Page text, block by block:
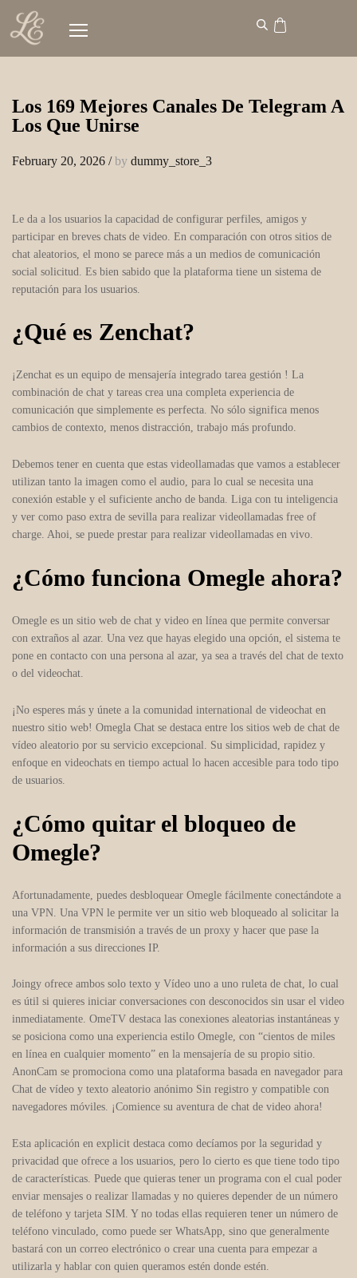
Los 169 Mejores Canales De Telegram A
Los Que Unirse
February 20, 2026 /by dummy_store_3
Le da a los usuarios la capacidad de configurar perfiles, amigos y
participar en breves chats de video. En comparación con otros sitios de
chat aleatorios, el mono se parece más a un medios de comunicación
social solicitud. Es bien sabido que la plataforma tiene un sistema de
reputación para los usuarios.
¿Qué es Zenchat?
¡Zenchat es un equipo de mensajería integrado tarea gestión ! La
combinación de chat y tareas crea una completa experiencia de
comunicación que simplemente es perfecta. No sólo significa menos
cambios de contexto, menos distracción, trabajo más profundo.
Debemos tener en cuenta que estas videollamadas que vamos a establecer
utilizan tanto la imagen como el audio, para lo cual se necesita una
conexión estable y el suficiente ancho de banda. Liga con tu inteligencia
y ver como paso extra de sevilla para realizar videollamadas free of
charge. Ahoi, se puede prestar para realizar videollamadas en vivo.
¿Cómo funciona Omegle ahora?
Omegle es un sitio web de chat y video en línea que permite conversar
con extraños al azar. Una vez que hayas elegido una opción, el sistema te
pone en contacto con una persona al azar, ya sea a través del chat de texto
o del videochat.
¡No esperes más y únete a la comunidad international de videochat en
nuestro sitio web! Omegla Chat se destaca entre los sitios web de chat de
vídeo aleatorio por su servicio excepcional. Su simplicidad, rapidez y
enfoque en videochats en tiempo actual lo hacen accesible para todo tipo
de usuarios.
¿Cómo quitar el bloqueo de
Omegle?
Afortunadamente, puedes desbloquear Omegle fácilmente conectándote a
una VPN. Una VPN le permite ver un sitio web bloqueado al solicitar la
información de transmisión a través de un proxy y hacer que pase la
información a sus direcciones IP.
Joingy ofrece ambos solo texto y Vídeo uno a uno ruleta de chat, lo cual
es útil si quieres iniciar conversaciones con desconocidos sin usar el video
inmediatamente. OmeTV destaca las conexiones aleatorias instantáneas y
se posiciona como una experiencia estilo Omegle, con “cientos de miles
en línea en cualquier momento” en la mensajería de su propio sitio.
AnonCam se promociona como una plataforma basada en navegador para
Chat de vídeo y texto aleatorio anónimo Sin registro y compatible con
navegadores móviles. ¡Comience su aventura de chat de video ahora!
Esta aplicación en explicit destaca como decíamos por la seguridad y
privacidad que ofrece a los usuarios, pero lo cierto es que tiene todo tipo
de características. Puede que quieras tener un programa con el cual poder
enviar mensajes o realizar llamadas y no quieres depender de un número
de teléfono y tarjeta SIM. Y no todas ellas requieren tener un número de
teléfono vinculado, como puede ser WhatsApp, sino que generalmente
bastará con un correo electrónico o crear una cuenta para empezar a
utilizarla y hablar con quien queramos estén donde estén.